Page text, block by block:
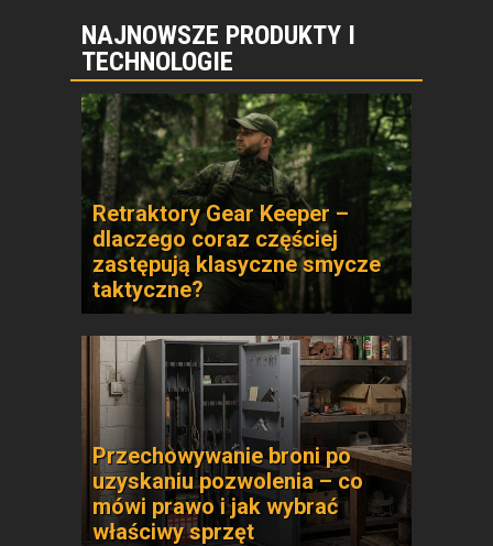
NAJNOWSZE PRODUKTY I
TECHNOLOGIE
Retraktory Gear Keeper –
dlaczego coraz częściej
zastępują klasyczne smycze
taktyczne?
Przechowywanie broni po
uzyskaniu pozwolenia – co
mówi prawo i jak wybrać
właściwy sprzęt